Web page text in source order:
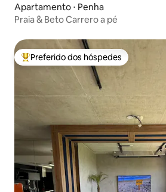
Apartamento ⋅ Penha
Praia & Beto Carrero a pé
Entre os melhores preferidos dos
Preferido dos hóspedes